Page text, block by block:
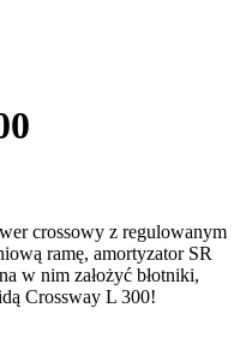
crossowy z regulowanym
ramę, amortyzator SR
w nim założyć błotniki,
Crossway L 300!